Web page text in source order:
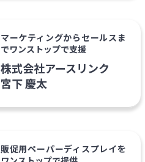
マーケティングからセールスま
でワンストップで支援
株式会社アースリンク
宮下 慶太
販促用ペーパーディスプレイを